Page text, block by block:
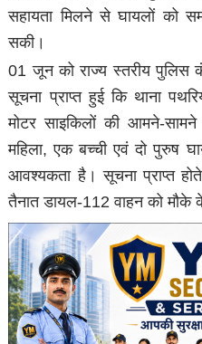
सहायता मिलने से घायलों को
सकी।
01 जून को राज्य स्तरीय पुलिस
सूचना प्राप्त हुई कि थाना
मोटर साइकिलों की आमने-
महिला, एक बच्ची एवं दो पुरुष
आवश्यकता है। सूचना प्राप्त
तैनात डायल-112 वाहन को मौके के